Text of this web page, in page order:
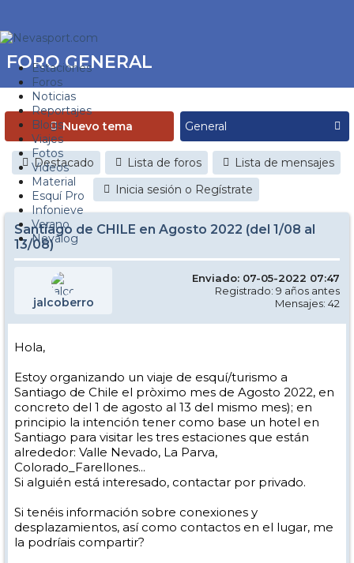
Estaciones
Foros
Noticias
Reportajes
Blogs
Viajes
Fotos
Videos
Material
Esquí Pro
Infonieve
Verano
Nevalog
FORO GENERAL
Nuevo tema
Destacado Lista de foros
Lista de mensajes
Inicia sesión o Regístrate
Santiago de CHILE en Agosto 2022 (del 1/08 al
13/08)
jalcoberro
Enviado: 07-05-2022 07:47
Registrado: 9 años antes
Mensajes: 42
Hola,
Estoy organizando un viaje de esquí/turismo a
Santiago de Chile el pròximo mes de Agosto 2022, en
concreto del 1 de agosto al 13 del mismo mes); en
principio la intención tener como base un hotel en
Santiago para visitar les tres estaciones que están
alrededor: Valle Nevado, La Parva,
Colorado_Farellones...
Si alguién está interesado, contactar por privado.
Si tenéis información sobre conexiones y
desplazamientos, así como contactos en el lugar, me
la podríais compartir?